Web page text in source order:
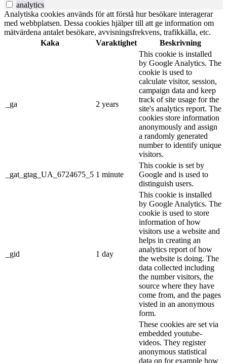
analytics
Analytiska cookies används för att förstå hur besökare interagerar
med webbplatsen. Dessa cookies hjälper till att ge information om
mätvärdena antalet besökare, avvisningsfrekvens, trafikkälla, etc.
Kaka
Varaktighet Beskrivning
_ga 2 years
This cookie is installed
by Google Analytics. The
cookie is used to
calculate visitor, session,
campaign data and keep
track of site usage for the
site's analytics report. The
cookies store information
anonymously and assign
a randomly generated
number to identify unique
visitors.
_gat_gtag_UA_6724675_5 1 minute
This cookie is set by
Google and is used to
distinguish users.
_gid 1 day
This cookie is installed
by Google Analytics. The
cookie is used to store
information of how
visitors use a website and
helps in creating an
analytics report of how
the website is doing. The
data collected including
the number visitors, the
source where they have
come from, and the pages
visted in an anonymous
form.
These cookies are set via
embedded youtube-
videos. They register
anonymous statistical
data on for example how